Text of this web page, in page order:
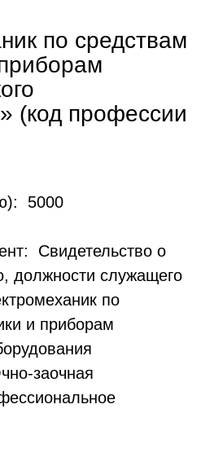
по средствам
(код профессии
5000
Свидетельство о
должности служащего
по
и приборам
заочная